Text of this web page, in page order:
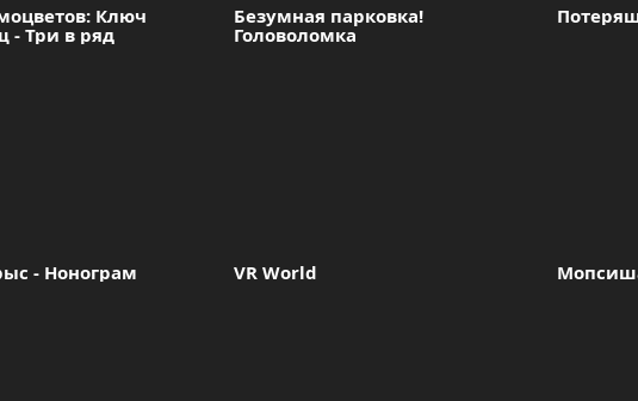
Ключ
- Три в ряд
Безумная парковка!
Головоломка
- Нонограм VR World